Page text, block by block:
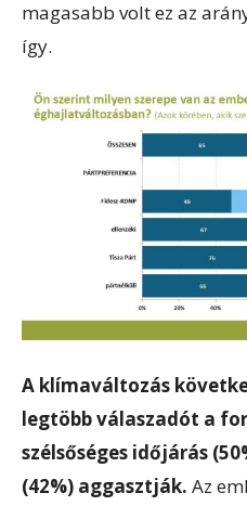
magasabb volt ez az
így.
A klímaváltozás
legtöbb válaszadót a
szélsőséges időjárás
(42%) aggasztják. Az